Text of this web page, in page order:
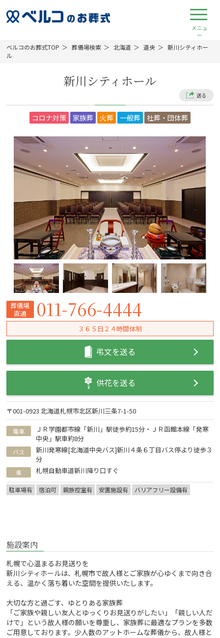
ベルコのお葬式TOP 葬儀場検索 北海道 道央
新川シティホー
ル
新川シティホール
送る
コロナ対策 家族葬 火葬 一般葬 社葬・団体葬
葬儀場
直通
011-766-4444
３６５日２４時間体制
弔文を送る
供花を送る
〒001-0923 北海道札幌市北区新川三条7-1-50
電車
ＪＲ学園都市線「新川」駅徒歩約15分・ＪＲ函館本線「発寒
中央」駅車約8分
バス
新川発寒線[北海道中央バス]新川４条６丁目バス停より徒歩３
分
車 札幌自動車道新川降り口すぐ
駐車場有 宿泊可 親族控室有 安置施設有 バリアフリー設備有
施設案内
札幌で心温まるお見送りを
新川シティホールは、札幌市で故人様とご家族が心ゆくまで向き合
える、温かく落ち着いた空間を提供いたします。
大切な方と過ごす、ゆとりある家族葬
「ご家族や親しい友人とゆっくりお見送りがしたい」「親しい人だ
けで」という故人様の願いを尊重し、家族葬に最適なプランを多数
ご用意しております。少人数のアットホームな葬儀から、故人様と